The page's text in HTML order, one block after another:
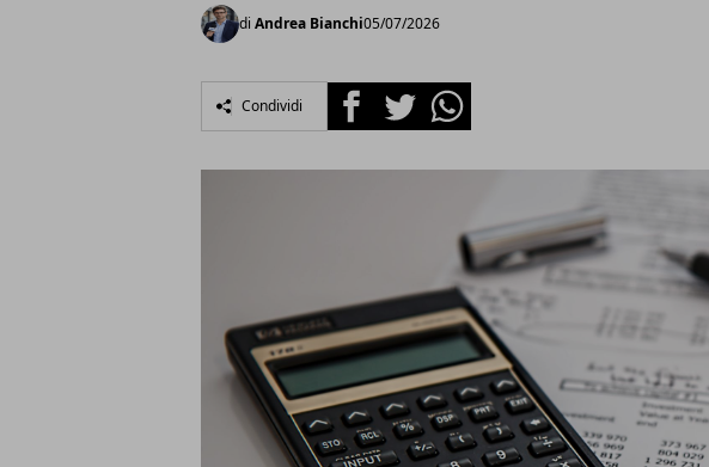
di Andrea Bianchi05/07/2026
Condividi FacebookTwitterWhatsapp